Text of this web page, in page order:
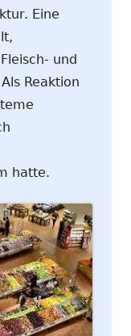
Eine
und
Reaktion
hatte.